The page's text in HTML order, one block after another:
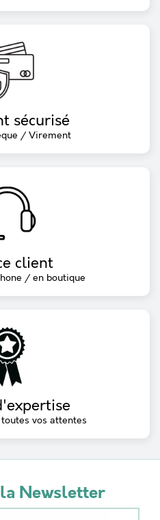
sécurisé
/ Virement
client
/ en boutique
vos attentes
Newsletter